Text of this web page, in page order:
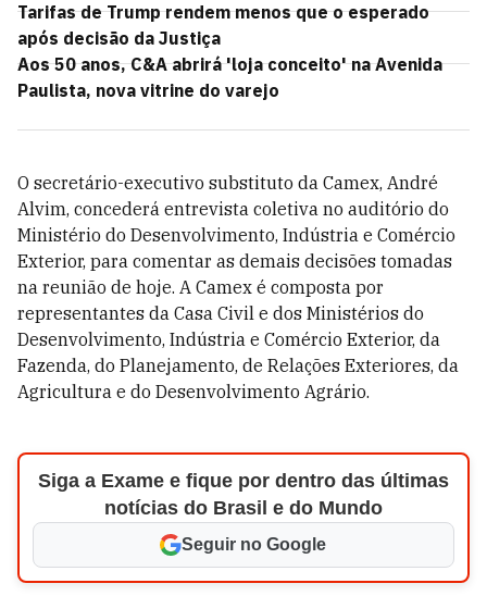
Tarifas de Trump rendem menos que o esperado
após decisão da Justiça
Aos 50 anos, C&A abrirá 'loja conceito' na Avenida
Paulista, nova vitrine do varejo
O secretário-executivo substituto da Camex, André
Alvim, concederá entrevista coletiva no auditório do
Ministério do Desenvolvimento, Indústria e Comércio
Exterior, para comentar as demais decisões tomadas
na reunião de hoje. A Camex é composta por
representantes da Casa Civil e dos Ministérios do
Desenvolvimento, Indústria e Comércio Exterior, da
Fazenda, do Planejamento, de Relações Exteriores, da
Agricultura e do Desenvolvimento Agrário.
Siga a Exame e fique por dentro das últimas
notícias do Brasil e do Mundo
Seguir no Google